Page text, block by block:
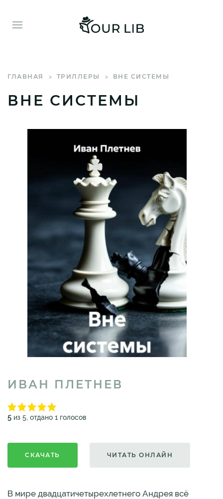
ГЛАВНАЯ ТРИЛЛЕРЫ ВНЕ СИСТЕМЫ
ВНЕ СИСТЕМЫ
ИВАН ПЛЕТНЕВ
5 из 5, отдано 1 голосов
СКАЧАТЬ ЧИТАТЬ ОНЛАЙН
В мире двадцатичетырехлетнего Андрея всё